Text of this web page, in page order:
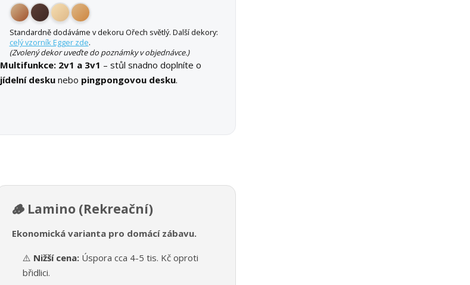
Standardně dodáváme v dekoru Ořech světlý. Další dekory:
celý vzorník Egger zde.
(Zvolený dekor uveďte do poznámky v objednávce.)
Multifunkce:2v1 a 3v1 – stůl snadno doplníte o
jídelní deskunebo pingpongovou desku.
🪵 Lamino (Rekreační)
Ekonomická varianta pro domácí zábavu.
⚠️ Nižší cena:Úspora cca 4-5 tis. Kč oproti
břidlici.